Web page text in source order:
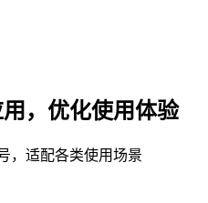
，优化使用体验
，适配各类使用场景